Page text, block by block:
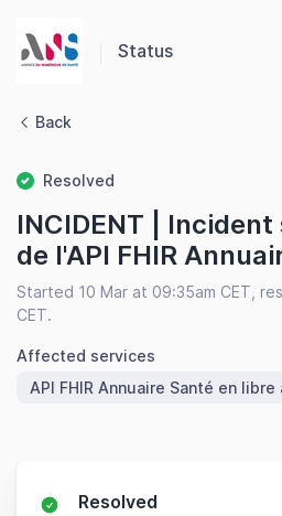
Status
Back
Resolved
INCIDENT |
de l'API FHIR
Started 10 Mar at 09:35am CET,
CET.
Affected services
API FHIR Annuaire Santé en libre
Resolved